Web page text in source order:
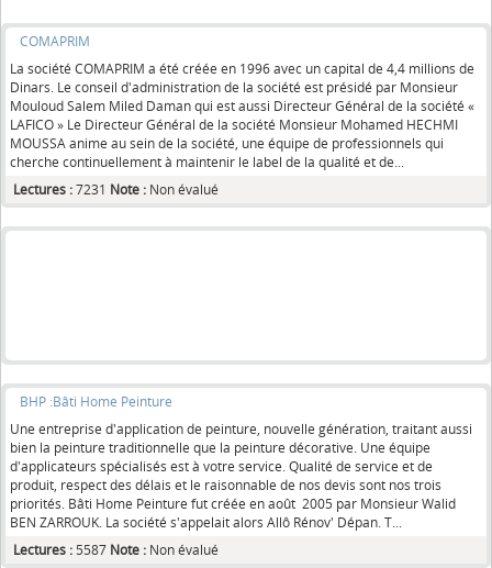
COMAPRIM
La société COMAPRIM a été créée en 1996 avec un capital de 4,4 millions de
Dinars. Le conseil d'administration de la société est présidé par Monsieur
Mouloud Salem Miled Daman qui est aussi Directeur Général de la société «
LAFICO » Le Directeur Général de la société Monsieur Mohamed HECHMI
MOUSSA anime au sein de la société, une équipe de professionnels qui
cherche continuellement à maintenir le label de la qualité et de...
Lectures :7231 Note : Non évalué
BHP :Bâti Home Peinture
Une entreprise d'application de peinture, nouvelle génération, traitant aussi
bien la peinture traditionnelle que la peinture décorative. Une équipe
d'applicateurs spécialisés est à votre service. Qualité de service et de
produit, respect des délais et le raisonnable de nos devis sont nos trois
priorités. Bâti Home Peinture fut créée en août 2005 par Monsieur Walid
BEN ZARROUK. La société s'appelait alors Allô Rénov' Dépan. T...
Lectures :5587 Note : Non évalué